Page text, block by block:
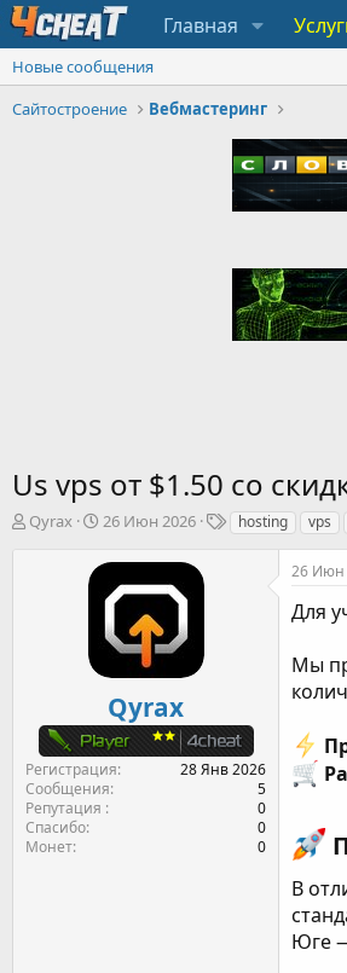
Главная
Новые сообщения
Сайтостроение
Вебмастеринг
Us vps от $1.50 со
А
Qyrax
Д
т
н
а
ч
а
а
26 Июн 2026
Тhosting vps
Qyrax
Регистрация
28 Янв 2026
Сообщения
5
Репутация
0
Спасибо
0
Монет
0
26 Июн
Для
Мы
В
Юге